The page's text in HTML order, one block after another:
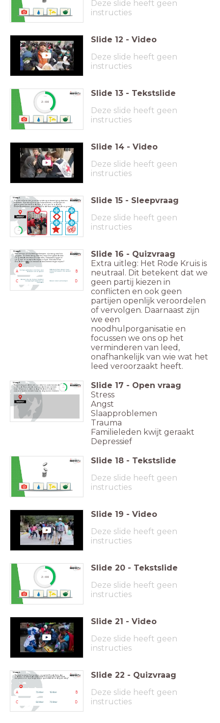
Deze slide heeft geen
instructies
Slide 12 - Video
Deze slide heeft geen
instructies
timer
2:00
Slide 13 - Tekstslide
Deze slide heeft geen
instructies
Slide 14 - Video
Deze slide heeft geen
instructies
Vraag 1.
Op het uniform van jouw favoriete sportvereniging staat een
embleem. Op het uniform van hulpverleners, voertuigen en
gebouwen van het Rode Kruis ook, een rood kruis.
Welke2emblemen gebruikt het Rode Kruis wereldwijd nog meer?
1:30
Slide 15 - Sleepvraag
Deze slide heeft geen
instructies
Vraag 2.
Veel mensen uit vluchtelingenkampen zijn terug naar huis
gegaan. Ze keren terug naar een verwoest gebied waar
nog steeds een tekort is aan alles. Daarnaast liggen er
nog veel onontplofte mijnen in Syrië. Wat doet het
Rode Kruisniet om mensen te beschermen tegen mijnen?
A Veilige gebieden inrichten voor
kinderen om te spelen B
SMS-berichten sturen naar
emeenschappen die gevaar
lopen
C Mensen die de mijnen hebben
neergelegd opsporen en
oppakken D
Mijnen laten vernietigen
Slide 16 - Quizvraag
Extra uitleg: Het Rode Kruis is
neutraal. Dit betekent dat we
geen partij kiezen in
conflicten en ook geen
partijen openlijk veroordelen
of vervolgen. Daarnaast zijn
we een
noodhulporganisatie en
focussen we ons op het
verminderen van leed,
onafhankelijk van wie wat het
leed veroorzaakt heeft.
Naast hulpgoederen als voedsel en water besteedt
het Rode Kruis steeds meer aandacht aan mentale
hulp. Waarom is dat nodig? Bedenk 3 redenen
waarom Syriërs mentale hulp nodig kunnen hebben.
Vraag 3.
1:30 Slide 17 - Open vraag
Stress
Angst
Slaapproblemen
Trauma
Familieleden kwijt geraakt
Depressief
Slide 18 - Tekstslide
Deze slide heeft geen
instructies
Slide 19 - Video
Deze slide heeft geen
instructies
timer
2:00
Slide 20 - Tekstslide
Deze slide heeft geen
instructies
Slide 21 - Video
Deze slide heeft geen
instructies
Na aankomst in Colombia zorgt het Rode Kruis dat
iedereen voldoende water heeft. Hoeveel liter water heeft
een persoon op lange termijn gemiddeld nodig per dag?
Vraag 1.
A 7,5 liter B
15 liter
C 50 liter D
70 liter
Slide 22 - Quizvraag
Deze slide heeft geen
instructies